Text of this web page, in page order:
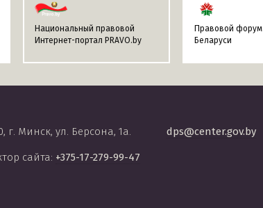
Национальный правовой
Интернет-портал PRAVO.by
Правовой форум
Беларуси
г. Минск, ул. Берсона, 1а.
сайта: +375-17-279-99-47
dps@center.gov.by